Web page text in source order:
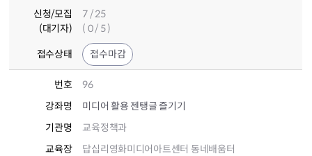
신청/모집
(대기자)
7 / 25
( 0 / 5 )
접수상태 접수마감
번호
96
강좌명
미디어 활용 젠탱글 즐기기
기관명
교육정책과
교육장
답십리영화미디어아트센터 동네배움터